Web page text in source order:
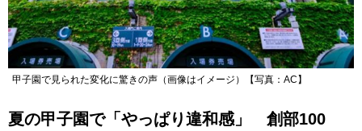
甲子園で見られた変化に驚きの声（画像はイメージ）【写真：AC】
夏の甲子園で「やっぱり違和感」 創部100